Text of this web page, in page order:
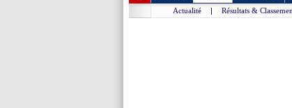
Actualité | Résultats &